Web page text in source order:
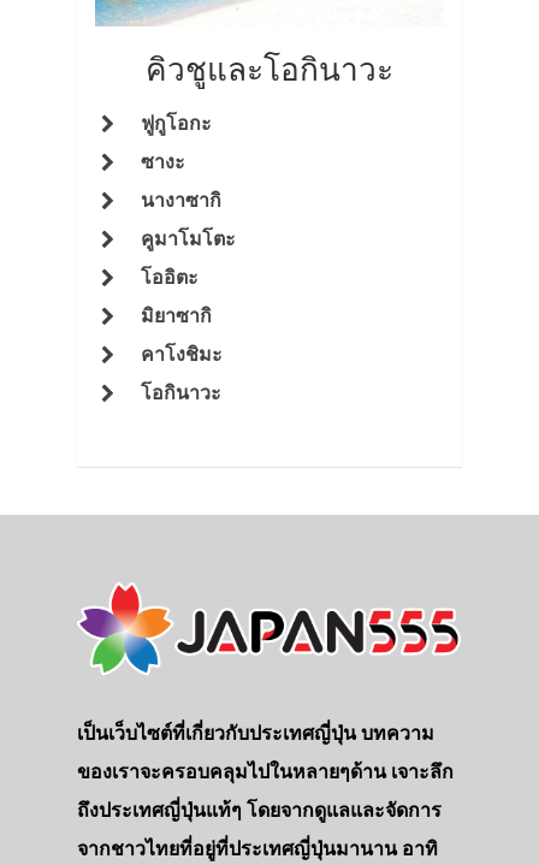
คิวชูและโอกินาวะ
ฟูกูโอกะ
ซางะ
นางาซากิ
คูมาโมโตะ
โออิตะ
มิยาซากิ
คาโงชิมะ
โอกินาวะ
เป็นเว็บไซต์ที่เกี่ยวกับประเทศญี่ปุ่น บทความ
ของเราจะครอบคลุมไปในหลายๆด้าน เจาะลึก
ถึงประเทศญี่ปุ่นแท้ๆ โดยจากดูแลและจัดการ
จากชาวไทยที่อยู่ที่ประเทศญี่ปุ่นมานาน อาทิ